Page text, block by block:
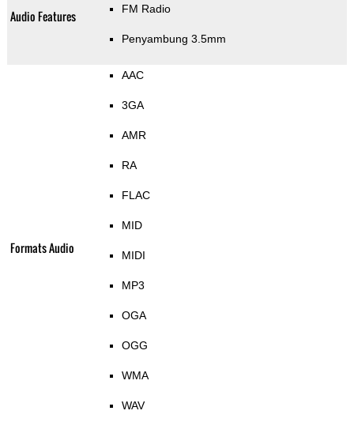
Audio Features FM Radio
Penyambung 3.5mm
Formats Audio
AAC
3GA
AMR
RA
FLAC
MID
MIDI
MP3
OGA
OGG
WMA
WAV